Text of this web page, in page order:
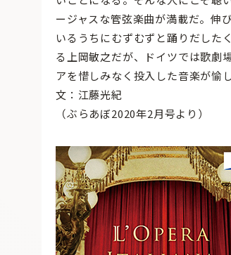
ージャスな管弦楽曲が満載だ。伸
いるうちにむずむずと踊りだした
る上岡敏之だが、ドイツでは歌劇
アを惜しみなく投入した音楽が愉
文：江藤光紀
（ぶらあぼ2020年2月号より）